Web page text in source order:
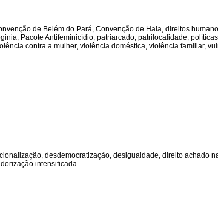
de Belém do Pará, Convenção de Haia, direitos
, Pacote Antifeminicídio, patriarcado, patrilocalidade,
contra a mulher, violência doméstica, violência familiar,
, desdemocratização, desigualdade, direito achado
intensificada